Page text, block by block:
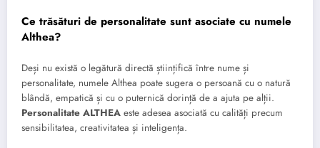
Ce trăsături de personalitate sunt asociate cu numele
Althea?
Deși nu există o legătură directă științifică între nume și
personalitate, numele Althea poate sugera o persoană cu o natură
blândă, empatică și cu o puternică dorință de a ajuta pe alții.
Personalitate ALTHEA este adesea asociată cu calități precum
sensibilitatea, creativitatea și inteligența.